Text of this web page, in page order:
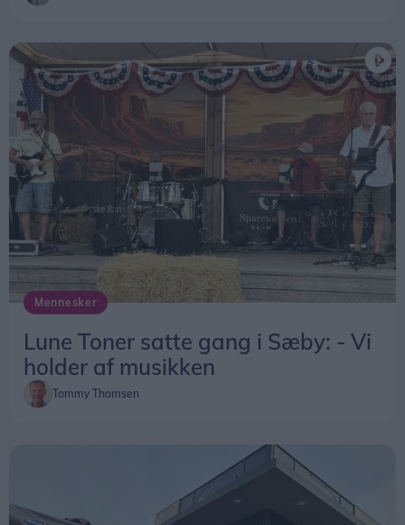
Mennesker
Lune Toner satte gang i Sæby: - Vi
holder af musikken
Tommy Thomsen